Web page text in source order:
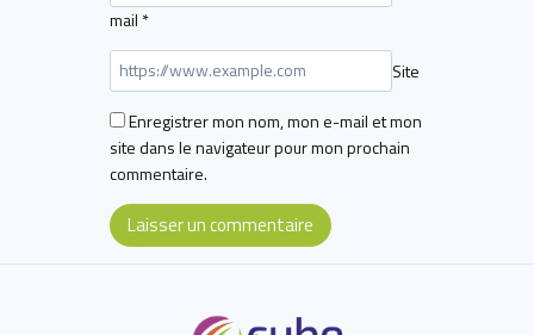
mail *
Site
Enregistrer mon nom, mon e-mail et mon
site dans le navigateur pour mon prochain
commentaire.